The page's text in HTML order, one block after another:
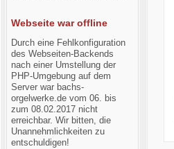
Webseite war offline
Durch eine Fehlkonfiguration
des Webseiten-Backends
nach einer Umstellung der
PHP-Umgebung auf dem
Server war bachs-
orgelwerke.de vom 06. bis
zum 08.02.2017 nicht
erreichbar. Wir bitten, die
Unannehmlichkeiten zu
entschuldigen!